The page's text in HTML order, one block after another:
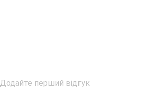
Додайте перший відгук